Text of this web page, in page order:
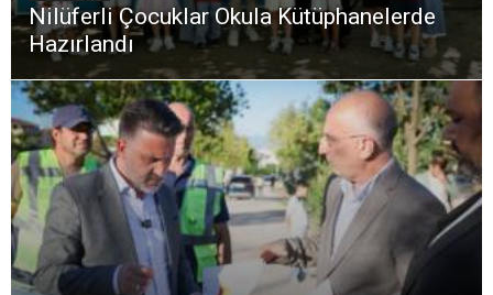
Nilüferli Çocuklar Okula Kütüphanelerde
Hazırlandı